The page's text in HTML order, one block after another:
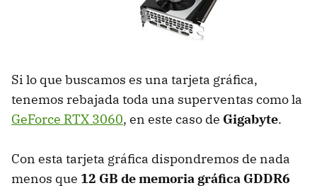
Si lo que buscamos es una tarjeta gráfica,
tenemos rebajada toda una superventas como la
GeForce RTX 3060, en este caso de Gigabyte.
Con esta tarjeta gráfica dispondremos de nada
menos que 12 GB de memoria gráfica GDDR6